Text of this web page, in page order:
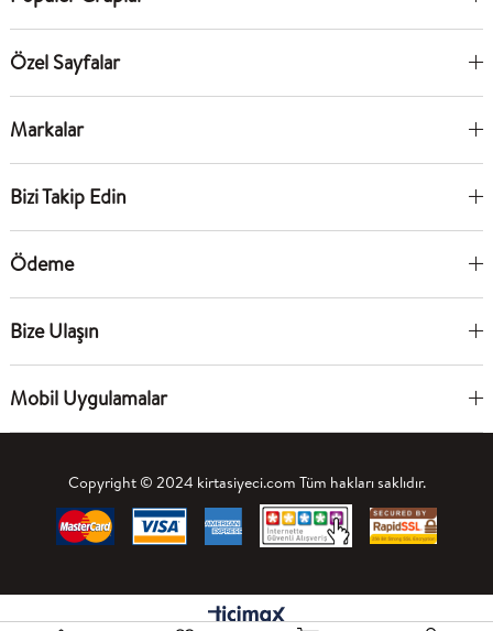
Özel Sayfalar
Markalar
Bizi Takip Edin
Ödeme
Bize Ulaşın
Mobil Uygulamalar
Copyright © 2024 kirtasiyeci.com Tüm hakları saklıdır.